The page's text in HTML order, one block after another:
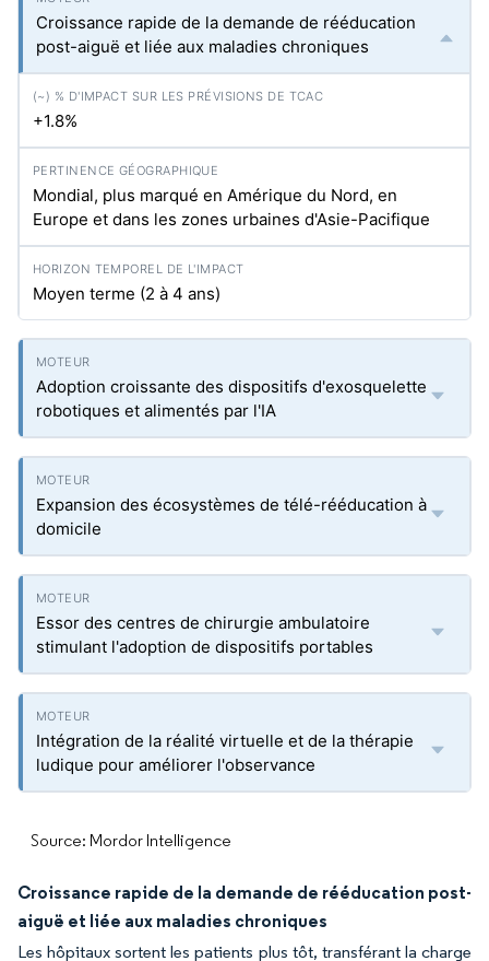
Croissance rapide de la demande de rééducation
post-aiguë et liée aux maladies chroniques
+1.8%
Mondial, plus marqué en Amérique du Nord, en
Europe et dans les zones urbaines d'Asie-Pacifique
Moyen terme (2 à 4 ans)
Adoption croissante des dispositifs d'exosquelette
robotiques et alimentés par l'IA
Expansion des écosystèmes de télé-rééducation à
domicile
Essor des centres de chirurgie ambulatoire
stimulant l'adoption de dispositifs portables
Intégration de la réalité virtuelle et de la thérapie
ludique pour améliorer l'observance
Source: Mordor Intelligence
Croissance rapide de la demande de rééducation post-
aiguë et liée aux maladies chroniques
Les hôpitaux sortent les patients plus tôt, transférant la charge